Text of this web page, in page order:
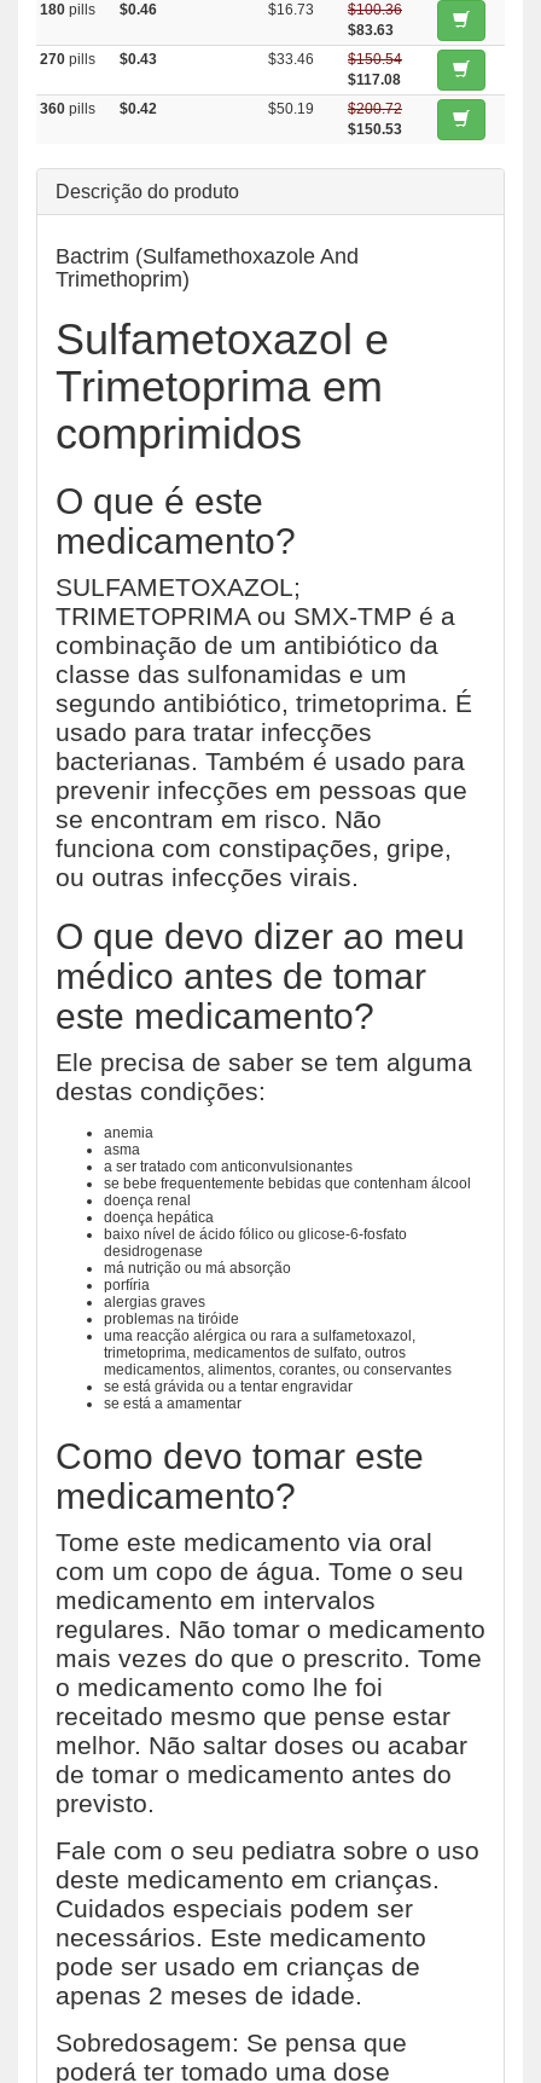
180 pills $0.46 $16.73
$100.36
$83.63
270 pills $0.43 $33.46
$150.54
$117.08
360 pills $0.42 $50.19
$200.72
$150.53
Descrição do produto
Bactrim (Sulfamethoxazole And
Trimethoprim)
Sulfametoxazol e
Trimetoprima em
comprimidos
O que é este
medicamento?
SULFAMETOXAZOL;
TRIMETOPRIMA ou SMX-TMP é a
combinação de um antibiótico da
classe das sulfonamidas e um
segundo antibiótico, trimetoprima. É
usado para tratar infecções
bacterianas. Também é usado para
prevenir infecções em pessoas que
se encontram em risco. Não
funciona com constipações, gripe,
ou outras infecções virais.
O que devo dizer ao meu
médico antes de tomar
este medicamento?
Ele precisa de saber se tem alguma
destas condições:
anemia
asma
a ser tratado com anticonvulsionantes
se bebe frequentemente bebidas que contenham álcool
doença renal
doença hepática
baixo nível de ácido fólico ou glicose-6-fosfato
desidrogenase
má nutrição ou má absorção
porfíria
alergias graves
problemas na tiróide
uma reacção alérgica ou rara a sulfametoxazol,
trimetoprima, medicamentos de sulfato, outros
medicamentos, alimentos, corantes, ou conservantes
se está grávida ou a tentar engravidar
se está a amamentar
Como devo tomar este
medicamento?
Tome este medicamento via oral
com um copo de água. Tome o seu
medicamento em intervalos
regulares. Não tomar o medicamento
mais vezes do que o prescrito. Tome
o medicamento como lhe foi
receitado mesmo que pense estar
melhor. Não saltar doses ou acabar
de tomar o medicamento antes do
previsto.
Fale com o seu pediatra sobre o uso
deste medicamento em crianças.
Cuidados especiais podem ser
necessários. Este medicamento
pode ser usado em crianças de
apenas 2 meses de idade.
Sobredosagem: Se pensa que
poderá ter tomado uma dose